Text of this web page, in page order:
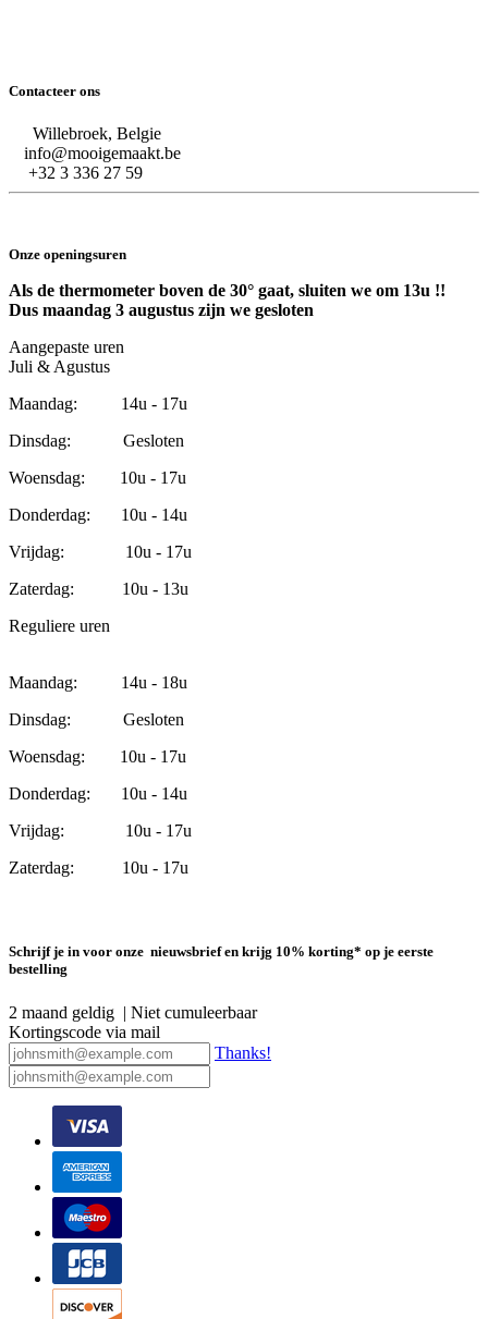
Contacteer ons
Willebroek, Belgie
info@mooigemaakt.be
+32 3 336 27 59
Onze openingsuren
Als de thermometer boven de 30° gaat, sluiten we om 13u !!
Dus maandag 3 augustus zijn we gesloten
Aangepaste uren
Juli & Agustus
Maandag: 14u - 17u
Dinsdag: Gesloten
Woensdag: 10u - 17u
Donderdag: 10u - 14u
Vrijdag: 10u - 17u
Zaterdag: 10u - 13u
Reguliere uren
Maandag: 14u - 18u
Dinsdag: Gesloten
Woensdag: 10u - 17u
Donderdag: 10u - 14u
Vrijdag: 10u - 17u
Zaterdag: 10u - 17u
Schrijf je in voor onze nieuwsbrief en krijg 10% korting* op je eerste
bestelling
2 maand geldig | Niet cumuleerbaar
Kortingscode via mail
Thanks!